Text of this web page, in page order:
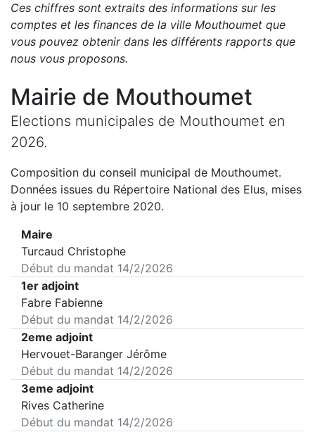
Ces chiffres sont extraits des informations sur les
comptes et les finances de la ville Mouthoumet que
vous pouvez obtenir dans les différents rapports que
nous vous proposons.
Mairie de Mouthoumet
Elections municipales de Mouthoumet en
2026.
Composition du conseil municipal de Mouthoumet.
Données issues du Répertoire National des Elus, mises
à jour le 10 septembre 2020.
Maire
Turcaud Christophe
Début du mandat 14/2/2026
1er adjoint
Fabre Fabienne
Début du mandat 14/2/2026
2eme adjoint
Hervouet-Baranger Jérôme
Début du mandat 14/2/2026
3eme adjoint
Rives Catherine
Début du mandat 14/2/2026